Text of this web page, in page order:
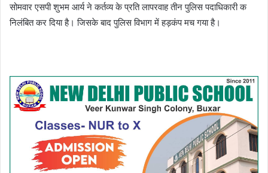
सोमवार एसपी शुभम आर्य ने कर्तव्य के प्रति लापरवाह तीन पुलिस पदाधिकारी क
निलंबित कर दिया है। जिसके बाद पुलिस विभाग में हड़कंप मच गया है।